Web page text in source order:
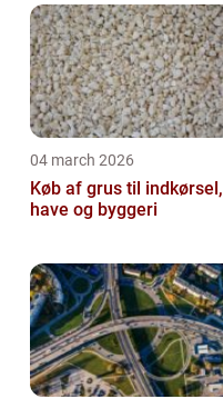
04 march 2026
Køb af grus til indkørsel,
have og byggeri